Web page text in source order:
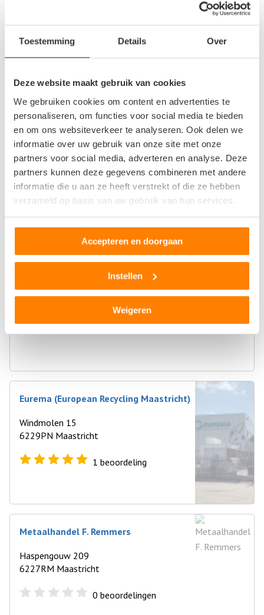
Toestemming Details Over
Deze website maakt gebruik van cookies
We gebruiken cookies om content en advertenties te
personaliseren, om functies voor social media te bieden
en om ons websiteverkeer te analyseren. Ook delen we
informatie over uw gebruik van onze site met onze
partners voor social media, adverteren en analyse. Deze
partners kunnen deze gegevens combineren met andere
informatie die u aan ze heeft verstrekt of die ze hebben
verzameld op basis van uw gebruik van hun services.
Accepteren en doorgaan
Instellen
Weigeren
en Verstappen V.O.F.? Hieronder vind u een overzicht van
autosloperijen inMaastricht,Limburg. Deze bedrijven kunnen
u helpen als u uw sloopauto wilt verkopen of als u
tweedehands of gebruikte auto onderdelen wilt aanschaffen.
Sloopauto ophaalservice
Regio Limburg
Bel direct 06 299 666 24
Gebruikte auto onderdelen
Regio Limburg
Onderdeel aanvragen
Autohandel Ritterbex
Hubert van Doornelaan 69
Eurema (European Recycling Maastricht)
Windmolen 15
6229PN Maastricht
1 beoordeling
Metaalhandel F. Remmers
Haspengouw 209
6227RM Maastricht
0 beoordelingen